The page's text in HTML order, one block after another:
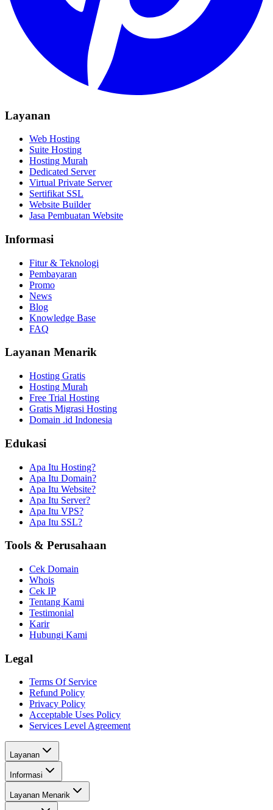
Layanan
Web Hosting
Suite Hosting
Hosting Murah
Dedicated Server
Virtual Private Server
Sertifikat SSL
Website Builder
Jasa Pembuatan Website
Informasi
Fitur & Teknologi
Pembayaran
Promo
News
Blog
Knowledge Base
FAQ
Layanan Menarik
Hosting Gratis
Hosting Murah
Free Trial Hosting
Gratis Migrasi Hosting
Domain .id Indonesia
Edukasi
Apa Itu Hosting?
Apa Itu Domain?
Apa Itu Website?
Apa Itu Server?
Apa Itu VPS?
Apa Itu SSL?
Tools & Perusahaan
Cek Domain
Whois
Cek IP
Tentang Kami
Testimonial
Karir
Hubungi Kami
Legal
Terms Of Service
Refund Policy
Privacy Policy
Acceptable Uses Policy
Services Level Agreement
Layanan
Informasi
Layanan Menarik